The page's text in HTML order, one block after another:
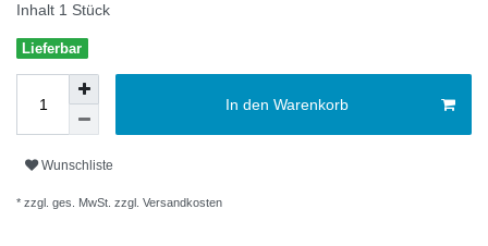
Inhalt 1 Stück
Lieferbar
In den Warenkorb
Wunschliste
* zzgl. ges. MwSt. zzgl. Versandkosten